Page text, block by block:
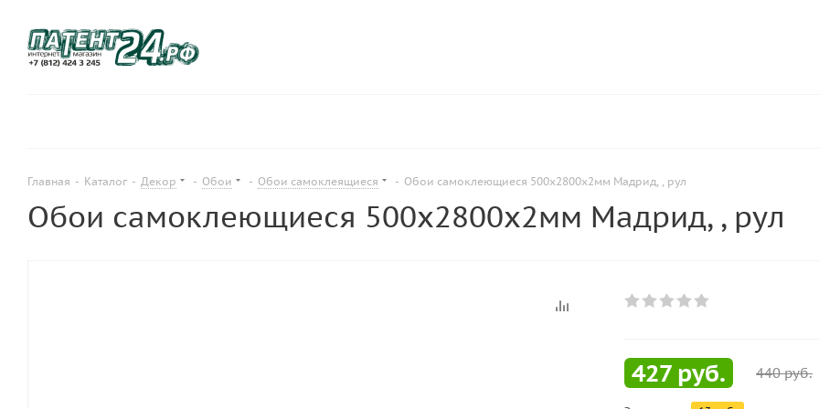
Главная - Каталог - Декор - Обои - Обои самоклеящиеся - Обои самоклеющиеся 500х2800х2мм Мадрид, , рул
Обои самоклеющиеся 500х2800х2мм Мадрид, , рул
427руб. 440руб.